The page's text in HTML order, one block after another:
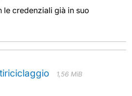
credenziali già in suo
1,56 MiB